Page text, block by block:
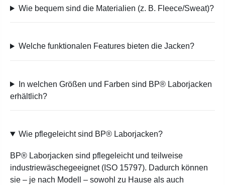
Wie bequem sind die Materialien (z. B. Fleece/Sweat)?
Welche funktionalen Features bieten die Jacken?
In welchen Größen und Farben sind BP® Laborjacken
erhältlich?
Wie pflegeleicht sind BP® Laborjacken?
BP® Laborjacken sind pflegeleicht und teilweise
industriewäschegeeignet (ISO 15797). Dadurch können
sie – je nach Modell – sowohl zu Hause als auch